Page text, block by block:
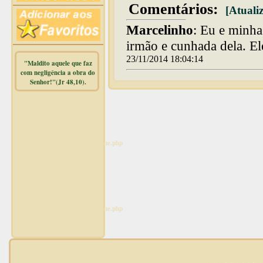
"Maldito aquele que faz
com negligência a obra do
Senhor!"(Jr 48,10).
/home/dicionar/public_html/online.php
/home/dicionar/public_html/online.php
Comentários:
Marcelinho: Eu e
irmão e cunhada dela.
23/11/2014 18:04:14